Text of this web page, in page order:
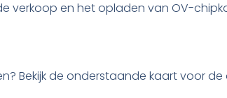
verkoop en het opladen van OV-
Bekijk de onderstaande kaart voor